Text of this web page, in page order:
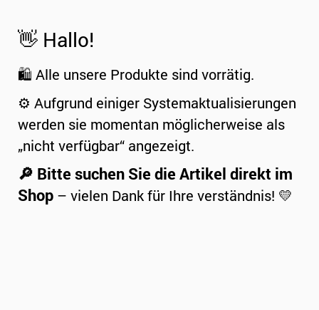
👋 Hallo!
🛍️ Alle unsere Produkte sind vorrätig.
⚙️ Aufgrund einiger Systemaktualisierungen
werden sie momentan möglicherweise als
„nicht verfügbar“ angezeigt.
🔎 Bitte suchen Sie die Artikel direkt im
Shop – vielen Dank für Ihre verständnis! 💛